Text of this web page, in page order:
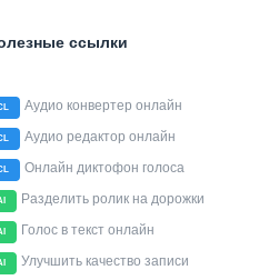
ссылки
Аудио конвертер онлайн
Аудио редактор онлайн
Онлайн диктофон голоса
Разделить ролик на дорожки
Голос в текст онлайн
Улучшить качество записи